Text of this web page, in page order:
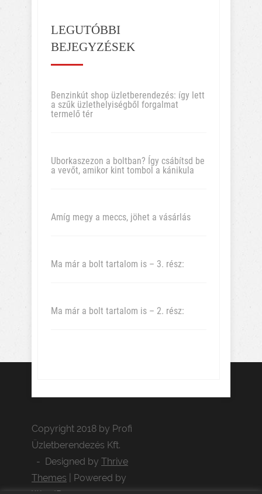
LEGUTÓBBI
BEJEGYZÉSEK
Benzinkút shop üzletberendezés: így lett
a szűk üzlethelyiségből forgalmat
termelő tér
Uborkaszezon a boltban? Így csábítsd be
a vevőt, amikor kint tombol a kánikula
Amíg megy a meccs, jöhet a vásárlás
Ma már a bolt tartalom is – 3. rész:
Ma már a bolt tartalom is – 2. rész:
Copyright 2018 by Profi
Üzletberendezés Kft.
- Designed by Thrive
Themes | Powered by